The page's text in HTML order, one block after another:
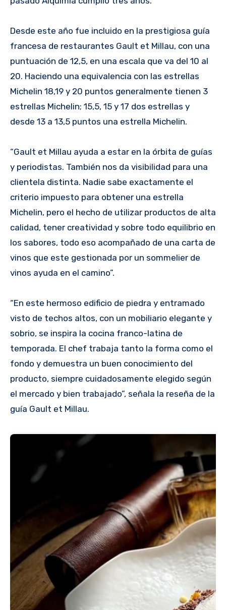
Desde este año fue incluido en la prestigiosa guía
francesa de restaurantes Gault et Millau, con una
puntuación de 12,5, en una escala que va del 10 al
20. Haciendo una equivalencia con las estrellas
Michelin 18,19 y 20 puntos generalmente tienen 3
estrellas Michelin; 15,5, 15 y 17 dos estrellas y
desde 13 a 13,5 puntos una estrella Michelin.
“Gault et Millau ayuda a estar en la órbita de guías
y periodistas. También nos da visibilidad para una
clientela distinta. Nadie sabe exactamente el
criterio impuesto para obtener una estrella
Michelin, pero el hecho de utilizar productos de alta
calidad, tener creatividad y sobre todo equilibrio en
los sabores, todo eso acompañado de una carta de
vinos que este gestionada por un sommelier de
vinos ayuda en el camino”.
“En este hermoso edificio de piedra y entramado
visto de techos altos, con un mobiliario elegante y
sobrio, se inspira la cocina franco-latina de
temporada. El chef trabaja tanto la forma como el
fondo y demuestra un buen conocimiento del
producto, siempre cuidadosamente elegido según
el mercado y bien trabajado”, señala la reseña de la
guía Gault et Millau.